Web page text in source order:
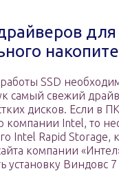
для
SSD
самый свежий
дисков. Если в ПК
компании Intel, то
Intel Rapid Storage,
компании
установку Виндовс